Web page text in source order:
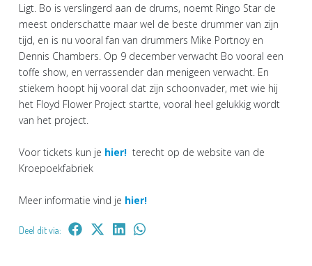
Ligt. Bo is verslingerd aan de drums, noemt Ringo Star de
meest onderschatte maar wel de beste drummer van zijn
tijd, en is nu vooral fan van drummers Mike Portnoy en
Dennis Chambers. Op 9 december verwacht Bo vooral een
toffe show, en verrassender dan menigeen verwacht. En
stiekem hoopt hij vooral dat zijn schoonvader, met wie hij
het Floyd Flower Project startte, vooral heel gelukkig wordt
van het project.
Voor tickets kun je hier! terecht op de website van de
Kroepoekfabriek
Meer informatie vind je hier!
Deel dit via: